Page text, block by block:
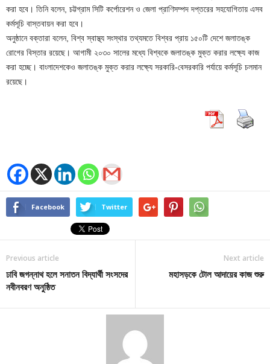
করা হবে। তিনি বলেন, চট্টগ্রাম সিটি কর্পোরেশন ও জেলা প্রাণিসম্পদ দপ্তরের সহযোগিতায় এসব
কর্মসূচি বাস্তবায়ন করা হবে।
অনুষ্ঠানে বক্তারা বলেন, বিশ্ব স্বাস্থ্য সংস্থার তথ্যমতে বিশ্বর প্রায় ১৫০টি দেশে জলাতঙ্ক
রোগের বিস্তার রয়েছে। আগামী ২০৩০ সালের মধ্যে বিশ্বকে জলাতঙ্ক মুক্ত করার লক্ষ্যে কাজ
করা হচ্ছে। বাংলাদেশকেও জলাতঙ্ক মুক্ত করার লক্ষ্যে সরকারি-বেসরকারি পর্যায়ে কর্মসূচি চলমান
রয়েছে।
Facebook Twitter
Previous article
ঢাবি জগন্নাথ হলে সনাতন বিদ্যার্থী সংসদের
নবীনবরণ অনুষ্ঠিত
Next article
মহাসড়কে টোল আদায়ের কাজ শুরু